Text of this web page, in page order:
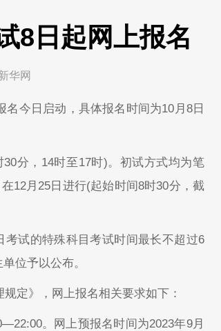
8日起网上报名
华网
今日启动，具体报名时间为10月8日
分，14时至17时)。初试方式均为笔
12月25日进行(起始时间8时30分，截
试的特殊科目考试时间最长不超过6
位予以公布。
定》，网上报名相关要求如下：
。网上预报名时间为2023年9月